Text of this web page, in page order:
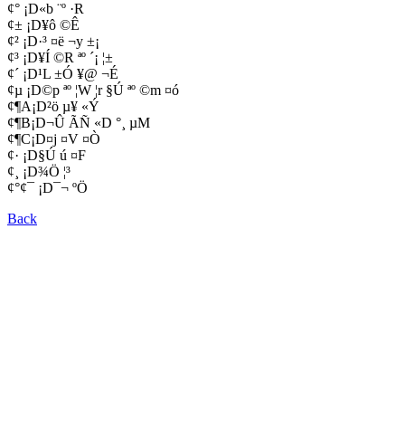
¢° ¡D«b ¨º ·R
¢± ¡D¥ô ©Ê
¢² ¡D·³ ¤ë ¬y ±¡
¢³ ¡D¥Í ©R ªº ´¡ ¦±
¢´ ¡D¹L ±Ó ¥@ ¬É
¢µ ¡D©p ªº ¦W ¦r §Ú ªº ©m ¤ó
¢¶A¡D²ö µ¥ «Ý
¢¶B¡D¬Û ÃÑ «D °¸ µM
¢¶C¡D¤j ¤V ¤Ò
¢· ¡D§Ú ­ú ¤F
¢¸ ¡D¾Ö ¦³
¢°¢¯ ¡D¯¬ ºÖ
Back